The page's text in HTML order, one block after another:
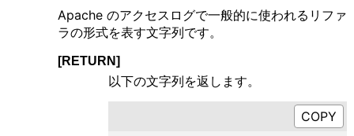
Apache のアクセスログで一般的に使われるリファ
ラの形式を表す文字列です。
[RETURN]
以下の文字列を返します。